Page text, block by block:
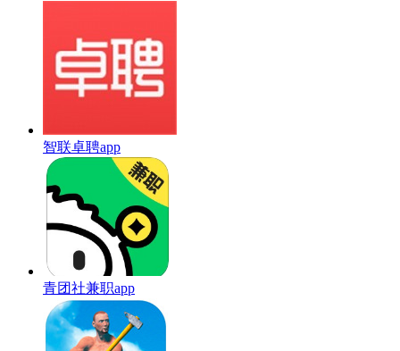
智联卓聘app
青团社兼职app